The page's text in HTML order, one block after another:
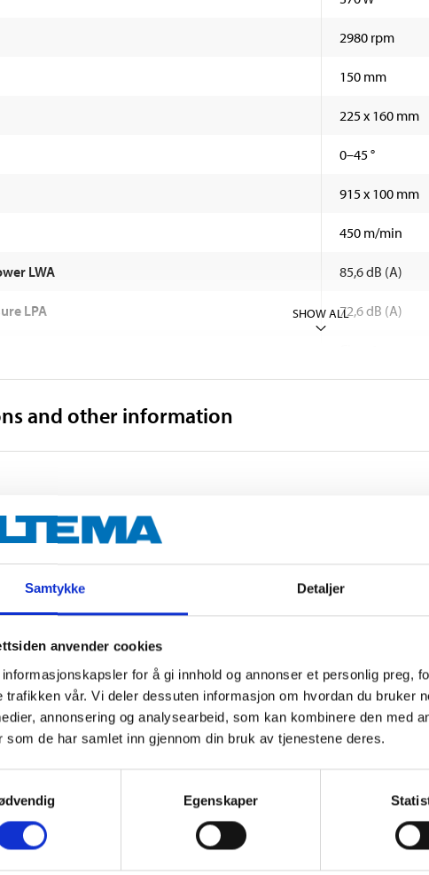
Samtykke Detaljer
anvender cookies
for å gi innhold og annonser et personlig preg,
trafikken vår. Vi deler dessuten informasjon om hvordan du bruker
annonsering og analysearbeid, som kan kombinere den med
som de har samlet inn gjennom din bruk av tjenestene deres.
Egenskaper
2980 rpm
150 mm
225 x 160 mm
0–45 °
915 x 100 mm
450 m/min
LWA 85,6 dB (A)
LPA 72,6 dB (A)
SHOW ALL
and other information
Accessories
nipple, 75/70 x 50/40
61store